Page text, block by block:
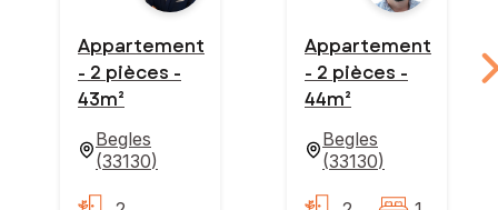
Appartement
- 2 pièces -
43m²
Begles
(33130)
Appartement
- 2 pièces -
44m²
Begles
(33130)